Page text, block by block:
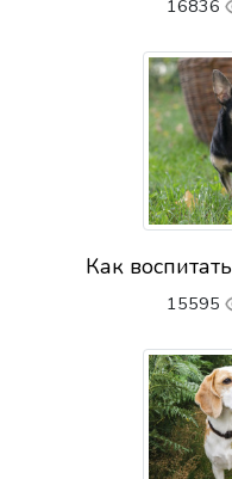
16836
Как
15595